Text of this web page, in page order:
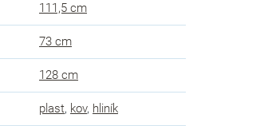
111,5 cm
73 cm
128 cm
plast, kov, hliník